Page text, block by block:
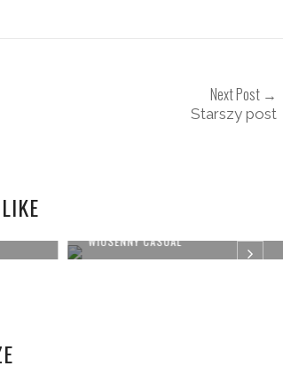
Next Post →
Starszy post
WIOSENNY CASUAL